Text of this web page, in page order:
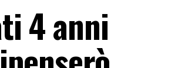
4 anni